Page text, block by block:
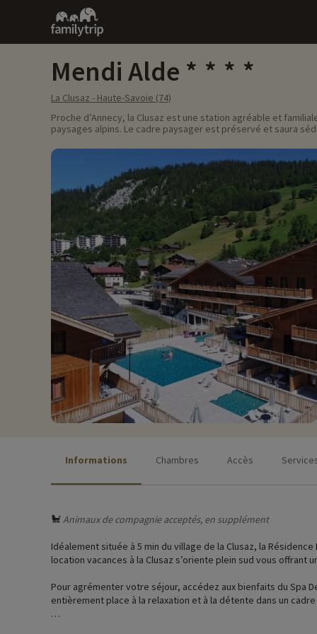
Family
trip
Mendi Alde
La Clusaz - Haute-Savoie (74)
Proche d’Annecy, la Clusaz est une station agréable et
paysages alpins. Le cadre paysager est préservé et saura
Informations Chambres Accès
🐩 Animaux de compagnie acceptés, en supplément
Idéalement située à 5 min du village de la Clusaz, la
location vacances à la Clusaz s’oriente plein sud vous offrant
Pour agrémenter votre séjour, accédez aux bienfaits du Spa
entièrement place à la relaxation et à la détente dans un cadre